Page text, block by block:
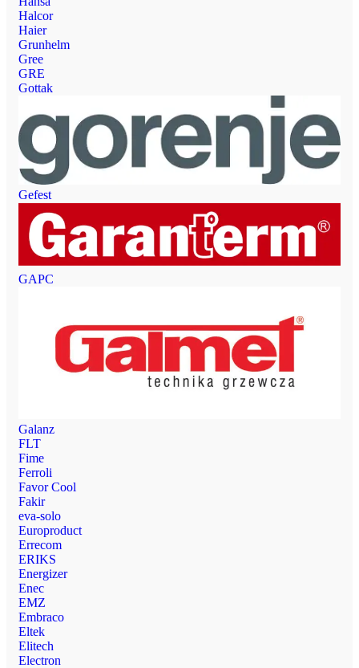
Halcor
Haier
Grunhelm
Gree
GRE
Gottak
Gefest
GAPC
Galanz
FLT
Fime
Ferroli
Favor Cool
Fakir
eva-solo
Europroduct
Errecom
ERIKS
Energizer
Enec
EMZ
Embraco
Eltek
Elitech
Electron